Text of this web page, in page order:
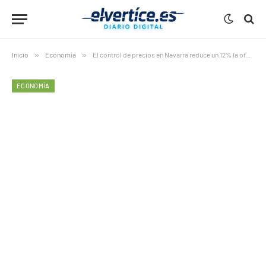
Inicio » Economía » El control de precios en Navarra reduce un 12% la oferta de alquiler
ECONOMÍA